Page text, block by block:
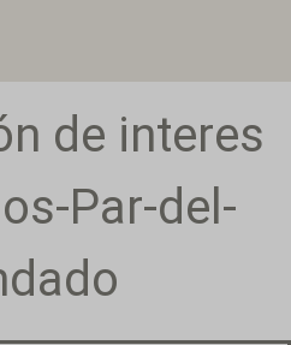
de interes
Par-del-